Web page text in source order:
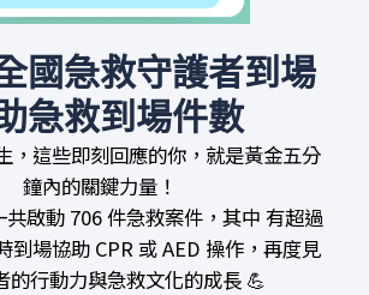
國急救守護者到場
急救到場件數
，這些即刻回應的你，就是黃金五分
鐘內的關鍵力量！
啟動 706 件急救案件，其中 有超過
到場協助 CPR 或 AED 操作，再度見
的行動力與急救文化的成長 💪